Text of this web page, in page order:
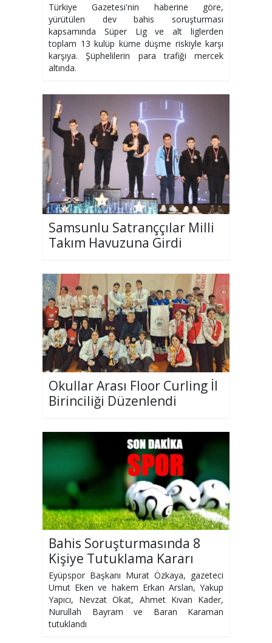
Türkiye Gazetesi'nin haberine göre,
yürütülen dev bahis soruşturması
kapsamında Süper Lig ve alt liglerden
toplam 13 kulüp küme düşme riskiyle karşı
karşıya. Şüphelilerin para trafiği mercek
altında.
Samsunlu Satranççılar Milli
Takım Havuzuna Girdi
Okullar Arası Floor Curling İl
Birinciliği Düzenlendi
Bahis Soruşturmasında 8
Kişiye Tutuklama Kararı
Çıktı
Eyüpspor Başkanı Murat Özkaya, gazeteci
Umut Eken ve hakem Erkan Arslan, Yakup
Yapıcı, Nevzat Okat, Ahmet Kıvan Kader,
Nurullah Bayram ve Baran Karaman
tutuklandı